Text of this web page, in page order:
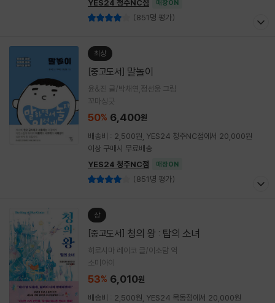
YES24 청주NC점 매장ON
(851명 평가)
최상
[중고도서] 말놀이
윤&진 글/박채연,정선웅 그림
꼬마싱긋
50% 6,400원
배송비 : 2,500원, YES24 청주NC점에서 20,000원
이상 구매시 무료배송
YES24 청주NC점
매장ON
(851명 평가)
상
[중고도서] 청의 왕 : 탑의 소녀
히로시마 레이코 글/이소담 역
소미아이
53% 6,010원
배송비 : 2,500원, YES24 목동점에서 20,000원